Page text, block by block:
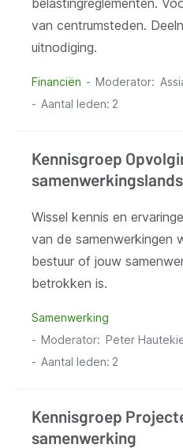
van centrumsteden.
uitnodiging.
Financiën Moderator
Aantal leden: 2
Kennisgroep
Wissel kennis en
van de samenwerkingen
bestuur of jouw
betrokken is.
Samenwerking
Moderator
Peter
Aantal leden: 2
Kennisgroep
samenwerking